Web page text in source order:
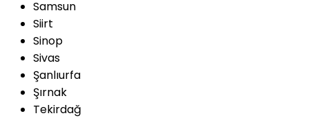
Samsun
Siirt
Sinop
Sivas
Şanlıurfa
Şırnak
Tekirdağ